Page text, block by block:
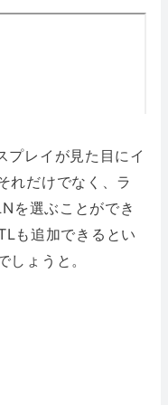
レイが見た目にイ
れだけでなく、ラ
を選ぶことができ
も追加できるとい
しょうと。